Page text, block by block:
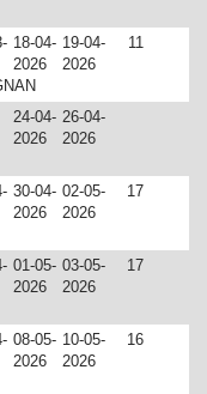
18-04-
2026
19-04-
2026
11
24-04-
2026
26-04-
2026
30-04-
2026
02-05-
2026
17
01-05-
2026
03-05-
2026
17
08-05-
2026
10-05-
2026
16